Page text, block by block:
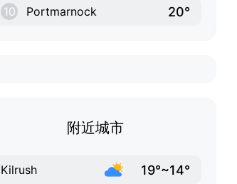
10 Portmarnock 20°
附近城市
Kilrush 19°~14°